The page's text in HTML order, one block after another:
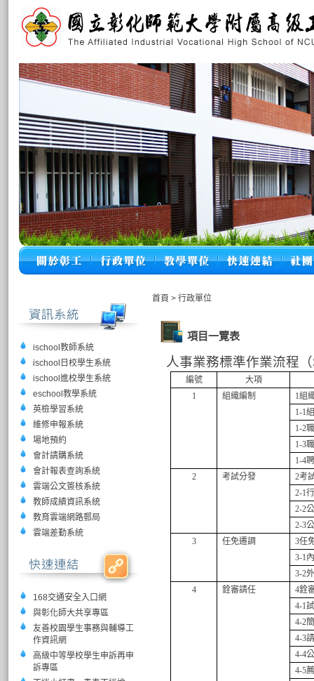
ischool教師系統
ischool日校學生系統
ischool進校學生系統
eschool教學系統
英檢學習系統
維修申報系統
場地預約
會計請購系統
會計報表查詢系統
雲端公文簽核系統
教師成績資訊系統
教育雲端網路郵局
雲端差勤系統
168交通安全入口網
與彰化師大共享專區
友善校園學生事務與輔導工
作資訊網
高級中等學校學生申訴再申
訴專區
首頁 > 行政單位
項目一覽表
人事業務標準作業流程（
編號
大項
1
組織編制 1組
1-1
1-2
1-3
1-4
2
考試分發 2考
2-1
2-2
2-3
3
任免遷調 3任
3-1
3-2
4
銓審請任 4銓
4-1
4-2
4-3
4-4
4-5